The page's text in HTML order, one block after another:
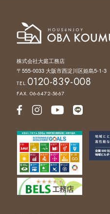
株式会社大庭工務店
〒555-0033 大阪市西淀川区姫島5-1-3
TEL.0120-839-008
FAX. 06-6472-5667